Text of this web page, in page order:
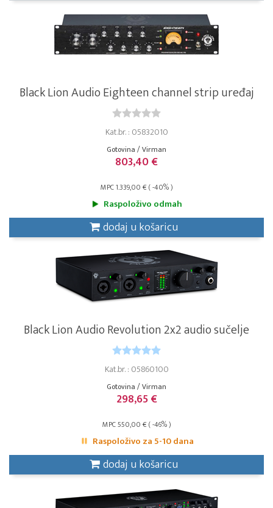
Black Lion Audio Eighteen channel strip uređaj
Kat.br. : 05832010
Gotovina / Virman
803,40 €
MPC 1.339,00 € ( -40% )
Raspoloživo odmah
dodaj u košaricu
Black Lion Audio Revolution 2x2 audio sučelje
Kat.br. : 05860100
Gotovina / Virman
298,65 €
MPC 550,00 € ( -46% )
Raspoloživo za 5-10 dana
dodaj u košaricu